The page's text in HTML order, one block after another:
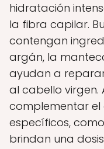
hidratación
la fibra capilar.
contengan
argán, la
ayudan a
al cabello virgen.
complementar
específicos,
brindan una